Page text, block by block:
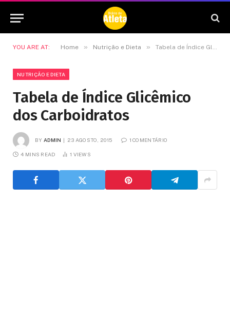
YOU ARE AT: Home » Nutrição e Dieta » Tabela de Índice Glicêmico dos Carboidratos
NUTRIÇÃO E DIETA
Tabela de Índice Glicêmico
dos Carboidratos
BY ADMIN 23 AGOSTO, 2015 1 COMENTÁRIO
4 MINS READ 1 VIEWS